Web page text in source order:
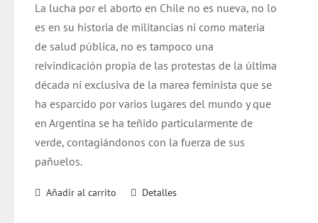
era:
$ 15.000.
es:
$ 13.000.
La lucha por el aborto en Chile no es nueva, no lo
es en su historia de militancias ni como materia
de salud pública, no es tampoco una
reivindicación propia de las protestas de la última
década ni exclusiva de la marea feminista que se
ha esparcido por varios lugares del mundo y que
en Argentina se ha teñido particularmente de
verde, contagiándonos con la fuerza de sus
pañuelos.
Añadir al carrito Detalles